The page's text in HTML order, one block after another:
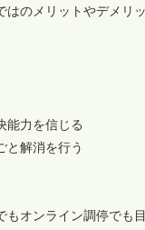
はのメリットやデメリ
能力を信じる
と解消を行う
もオンライン調停でも